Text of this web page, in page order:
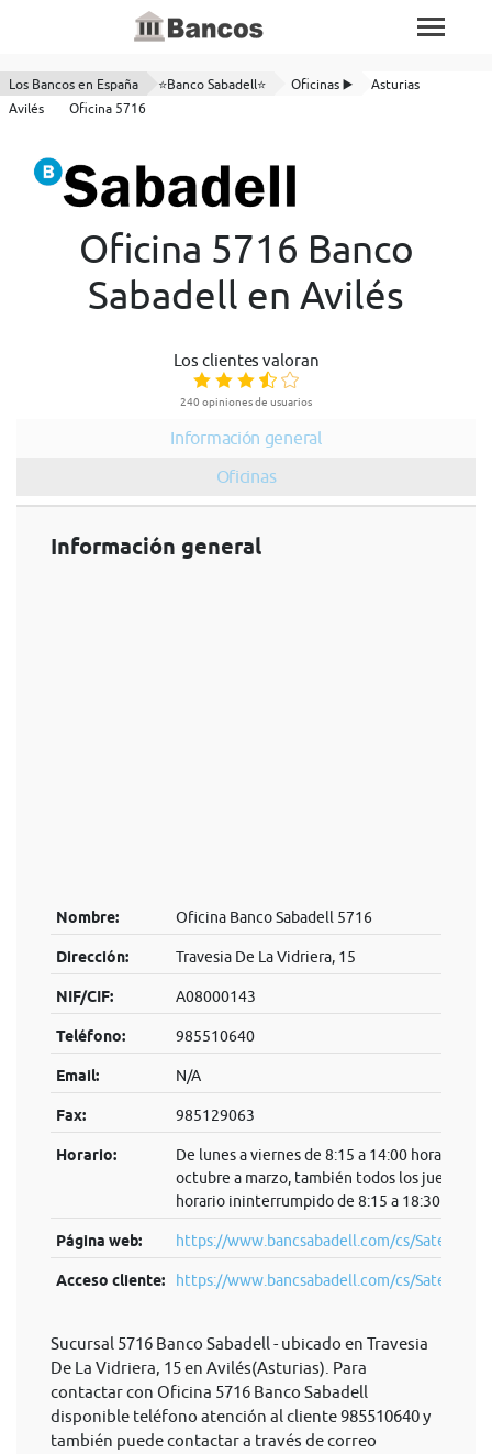
Los Bancos en España ⭐Banco Sabadell⭐ Oficinas ▶️
Asturias
Avilés
Oficina 5716
Oficina 5716 Banco
Sabadell en Avilés
Los clientes valoran
240 opiniones de usuarios
Información general
Oficinas
Información general
Nombre: Oficina Banco Sabadell 5716
Dirección: Travesia De La Vidriera, 15
NIF/CIF: A08000143
Teléfono: 985510640
Email: N/A
Fax: 985129063
Horario:
De lunes a viernes de 8:15 a 14:00 horas. De
octubre a marzo, también todos los jueves en
horario ininterrumpido de 8:15 a 18:30 horas.
Página web: https://www.bancsabadell.com/cs/Satellite/
Acceso cliente: https://www.bancsabadell.com/cs/Satel...
Sucursal 5716 Banco Sabadell - ubicado en Travesia
De La Vidriera, 15 en Avilés(Asturias). Para
contactar con Oficina 5716 Banco Sabadell
disponible teléfono atención al cliente 985510640 y
también puede contactar a través de correo